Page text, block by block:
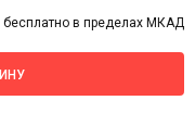
в пределах МКАД